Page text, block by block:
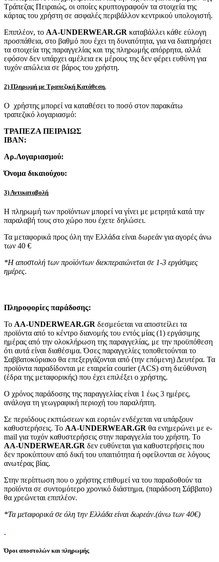
Τράπεζας Πειραιώς, οι οποίες κρυπτογραφούν τα στοιχεία της
κάρτας του χρήστη σε ασφαλές περιβάλλον κεντρικού υπολογιστή.
Επιπλέον, το AA-UNDERWEAR.GR καταβάλλει κάθε εύλογη
προσπάθεια, στο βαθμό που έχει τη δυνατότητα, για να διατηρήσει
τα στοιχεία της παραγγελίας και της πληρωμής απόρρητα, αλλά
εφόσον δεν υπάρχει αμέλεια εκ μέρους της δεν φέρει ευθύνη για
τυχόν απώλεια σε βάρος του χρήστη.
2) Πληρωμή με Τραπεζική Κατάθεση.
Ο χρήστης μπορεί να καταθέσει το ποσό στον παρακάτω
τραπεζικό λογαριασμό:
ΤΡΑΠΕΖΑ ΠΕΙΡΑΙΩΣ
IBAN:
Αρ.Λογαριασμού:
Όνομα δικαιούχου:
3) Αντικαταβολή
Η πληρωμή των προϊόντων μπορεί να γίνει με μετρητά κατά την
παραλαβή τους στο χώρο που έχετε δηλώσει.
Τα μεταφορικά προς όλη την Ελλάδα είναι δωρεάν για αγορές άνω
των 40 €
*Η αποστολή των προϊόντων διεκπεραιώνεται σε 1-3 εργάσιμες
ημέρες.
Πληροφορίες παράδοσης:
To AA-UNDERWEAR.GR δεσμεύεται να αποστείλει τα
προϊόντα από το κέντρο διανομής του εντός μίας (1) εργάσιμης
ημέρας από την ολοκλήρωση της παραγγελίας, με την προϋπόθεση
ότι αυτά είναι διαθέσιμα. Όσες παραγγελίες τοποθετούνται το
Σαββατοκύριακο θα επεξεργάζονται από (την επόμενη) Δευτέρα. Τα
προϊόντα παραδίδονται με εταιρεία courier (ACS) στη διεύθυνση
(έδρα της μεταφορικής) που έχει επιλέξει ο χρήστης.
Ο χρόνος παράδοσης της παραγγελίας είναι 1 έως 3 ημέρες,
ανάλογα τη γεωγραφική περιοχή του παραλήπτη.
Σε περιόδους εκπτώσεων και εορτών ενδέχεται να υπάρξουν
καθυστερήσεις. Το AA-UNDERWEAR.GR θα ενημερώνει με e-
mail για τυχόν καθυστερήσεις στην παραγγελία του χρήστη. Το
AA-UNDERWEAR.GR δεν ευθύνεται για καθυστερήσεις που
δεν προκύπτουν από δική του υπαιτιότητα ή οφείλονται σε λόγους
ανωτέρας βίας.
Στην περίπτωση που ο χρήστης επιθυμεί να του παραδοθούν τα
προϊόντα σε συντομότερο χρονικό διάστημα, (παράδοση Σάββατο)
θα χρεώνεται επιπλέον.
*Τα μεταφορικά σε όλη την Ελλάδα είναι δωρεάν.(άνω των 40€)
Όροι αποστολών και πληρωμής